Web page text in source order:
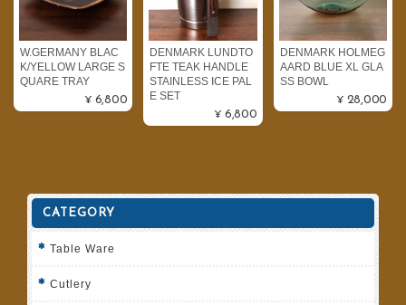
W.GERMANY BLAC
K/YELLOW LARGE S
QUARE TRAY
¥6,800
DENMARK LUNDTO
FTE TEAK HANDLE
STAINLESS ICE PAL
E SET
¥6,800
DENMARK HOLMEG
AARD BLUE XL GLA
SS BOWL
¥28,000
CATEGORY
Table Ware
Cutlery